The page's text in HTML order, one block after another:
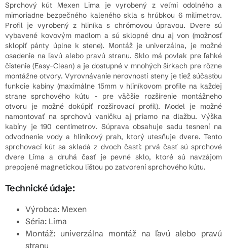
Sprchový kút Mexen Lima je vyrobený z veľmi odolného a
mimoriadne bezpečného kaleného skla s hrúbkou 6 milimetrov.
Profil je vyrobený z hliníka s chrómovou úpravou. Dvere sú
vybavené kovovým madlom a sú sklopné dnu aj von (možnosť
sklopiť pánty úplne k stene). Montáž je univerzálna, je možné
osadenie na ľavú alebo pravú stranu. Sklo má povlak pre ľahké
čistenie (Easy-Clean) a je dostupné v mnohých šírkach pre rôzne
montážne otvory. Vyrovnávanie nerovností steny je tiež súčasťou
funkcie kabíny (maximálne 15mm v hliníkovom profile na každej
strane sprchového kútu - pre väčšie rozšírenie montážneho
otvoru je možné dokúpiť rozširovací profil). Model je možné
namontovať na sprchovú vaničku aj priamo na dlažbu. Výška
kabíny je 190 centimetrov. Súprava obsahuje sadu tesnení na
odvodnenie vody a hliníkový prah, ktorý utesňuje dvere. Tento
sprchovací kút sa skladá z dvoch častí: prvá časť sú sprchové
dvere Lima a druhá časť je pevné sklo, ktoré sú navzájom
prepojené magnetickou lištou po zatvorení sprchového kútu.
Technické údaje:
Výrobca: Mexen
Séria: Lima
Montáž: univerzálna montáž na ľavú alebo pravú
stranu